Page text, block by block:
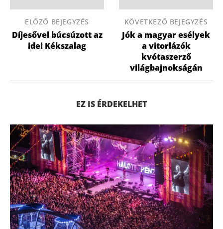
ELŐZŐ BEJEGYZÉS
Díjesővel búcsúzott az
idei Kékszalag
KÖVETKEZŐ BEJEGYZÉS
Jók a magyar esélyek
a vitorlázók
kvótaszerző
világbajnokságán
EZ IS ÉRDEKELHET